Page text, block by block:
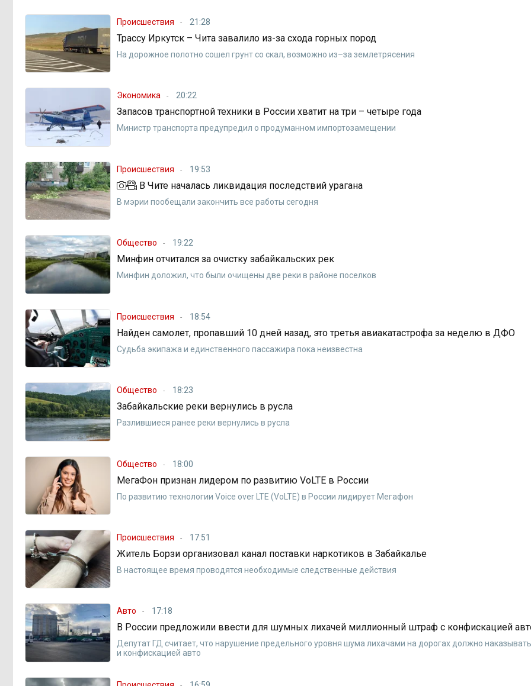
Происшествия 21:28
Трассу Иркутск – Чита завалило из-за схода горных пород
На дорожное полотно сошел грунт со скал, возможно из–за землетрясения
Экономика 20:22
Запасов транспортной техники в России хватит на три – четыре года
Министр транспорта предупредил о продуманном импортозамещении
Происшествия 19:53
В Чите началась ликвидация последствий урагана
В мэрии пообещали закончить все работы сегодня
Общество 19:22
Минфин отчитался за очистку забайкальских рек
Минфин доложил, что были очищены две реки в районе поселков
Происшествия 18:54
Найден самолет, пропавший 10 дней назад, это третья авиакатастрофа за неделю в ДФО
Судьба экипажа и единственного пассажира пока неизвестна
Общество 18:23
Забайкальские реки вернулись в русла
Разлившиеся ранее реки вернулись в русла
Общество 18:00
МегаФон признан лидером по развитию VoLTE в России
По развитию технологии Voice over LTE (VoLTE) в России лидирует Мегафон
Происшествия 17:51
Житель Борзи организовал канал поставки наркотиков в Забайкалье
В настоящее время проводятся необходимые следственные действия
Авто 17:18
В России предложили ввести для шумных лихачей миллионный штраф с конфискацией
Депутат ГД считает, что нарушение предельного уровня шума лихачами на дорогах должно
и конфискацией авто